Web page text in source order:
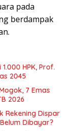
pada
berdampak
HPK, Prof.
2045
7 Emas
2026
Rekening Dispar
Dibayar?